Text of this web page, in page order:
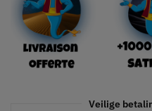
Veilige